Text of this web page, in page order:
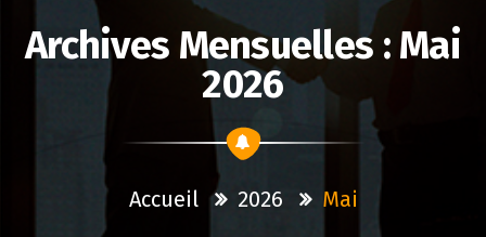
Archives Mensuelles : Mai
2026
Accueil 2026 Mai